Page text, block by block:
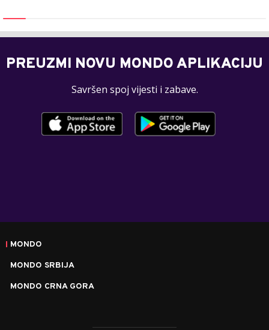
PREUZMI NOVU MONDO APLIKACIJU
Savršen spoj vijesti i zabave.
MONDO
MONDO SRBIJA
MONDO CRNA GORA